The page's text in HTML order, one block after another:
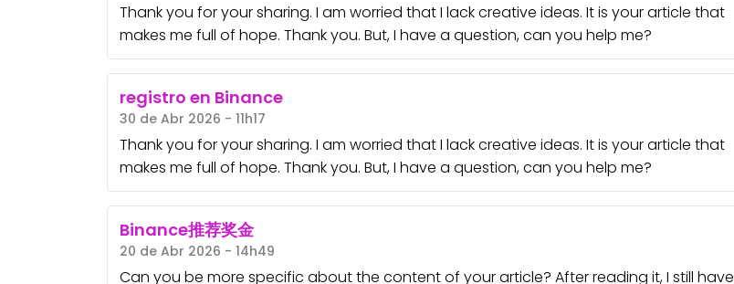
Thank you for your sharing. I am worried that I lack creative ideas. It is your article that
makes me full of hope. Thank you. But, I have a question, can you help me?
registro en Binance
30 de Abr 2026 - 11h17
Thank you for your sharing. I am worried that I lack creative ideas. It is your article that
makes me full of hope. Thank you. But, I have a question, can you help me?
Binance推荐奖金
20 de Abr 2026 - 14h49
Can you be more specific about the content of your article? After reading it, I still have